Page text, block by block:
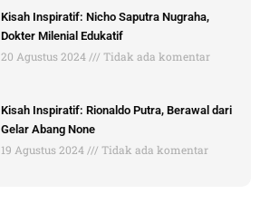
Kisah Inspiratif: Nicho Saputra Nugraha,
Dokter Milenial Edukatif
20 Agustus 2024 Tidak ada komentar
Kisah Inspiratif: Rionaldo Putra, Berawal dari
Gelar Abang None
19 Agustus 2024 Tidak ada komentar